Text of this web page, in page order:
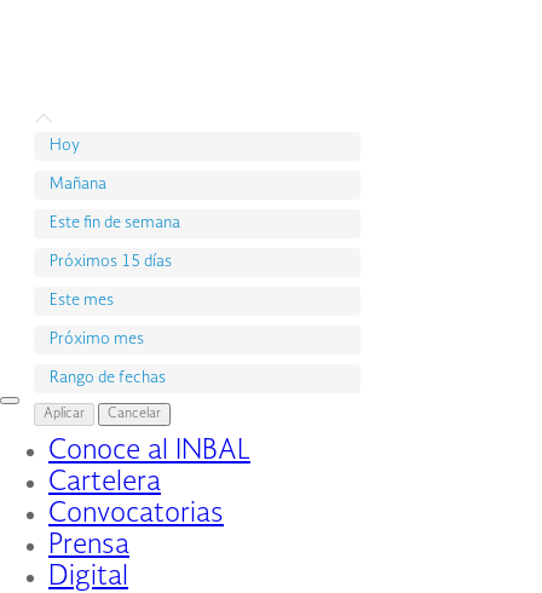
Interruptor
de
Navegación
Conoce al INBAL
Cartelera
Convocatorias
Prensa
Digital
Hoy
Mañana
Este fin de semana
Próximos 15 días
Este mes
Próximo mes
Rango de fechas
Aplicar Cancelar